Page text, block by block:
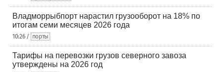
Владморрыбпорт нарастил грузооборот на 18% по
итогам семи месяцев 2026 года
10:26 / порты
Тарифы на перевозки грузов северного завоза
утверждены на 2026 год